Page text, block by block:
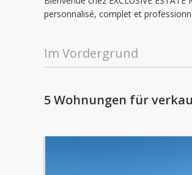
personnalisé, complet et
Im Vordergrund
5 Wohnungen für